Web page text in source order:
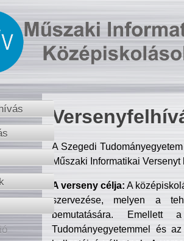
A Szegedi
Műszaki Informatikai
A verseny célja: A
szervezése, melyen a
bemutatására. Emellett
Tudományegyetemmel és